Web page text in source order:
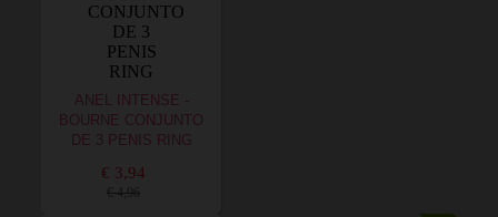
ANEL INTENSE -
BOURNE CONJUNTO
DE 3 PENIS RING
€ 3,94
€ 4,96